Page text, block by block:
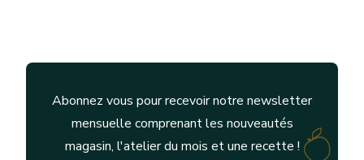
Abonnez vous pour recevoir notre newsletter
mensuelle comprenant les nouveautés
magasin, l'atelier du mois et une recette !